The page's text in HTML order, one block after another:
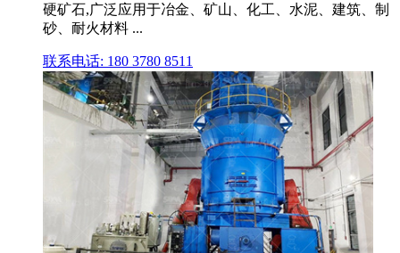
硬矿石,广泛应用于冶金、矿山、化工、水泥、建筑、制
砂、耐火材料 ...
联系电话: 180 3780 8511